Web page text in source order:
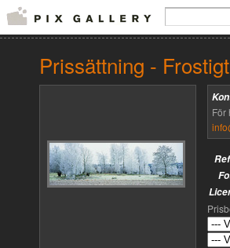
Prissättning -
För